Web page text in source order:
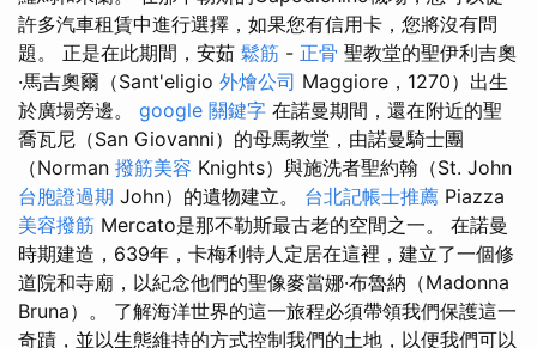
許多汽車租賃中進行選擇，如果您有信用卡，您將沒有問
題。 正是在此期間，安茹 鬆筋 - 正骨 聖教堂的聖伊利吉奧
·馬吉奧爾（Sant'eligio 外燴公司 Maggiore，1270）出生
於廣場旁邊。 google 關鍵字 在諾曼期間，還在附近的聖
喬瓦尼（San Giovanni）的母馬教堂，由諾曼騎士團
（Norman 撥筋美容 Knights）與施洗者聖約翰（St. John
台胞證過期 John）的遺物建立。 台北記帳士推薦 Piazza
美容撥筋 Mercato是那不勒斯最古老的空間之一。 在諾曼
時期建造，639年，卡梅利特人定居在這裡，建立了一個修
道院和寺廟，以紀念他們的聖像麥當娜·布魯納（Madonna
Bruna）。 了解海洋世界的這一旅程必須帶領我們保護這一
奇蹟，並以生態維持的方式控制我們的土地，以便我們可以